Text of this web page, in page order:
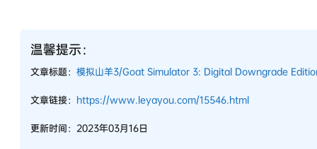
温馨提示：
文章标题： 模拟山羊3/Goat Simulator 3: Digital Downgrade
文章链接： https://www.leyayou.com/15546.html
更新时间：2023年03月16日